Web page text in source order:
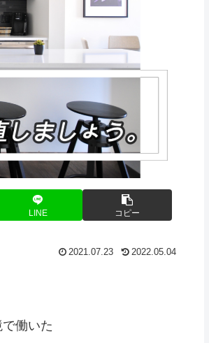
LINE コピー
2021.07.23 2022.05.04
働いた